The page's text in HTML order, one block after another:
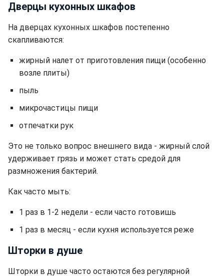
Дверцы кухонных шкафов
На дверцах кухонных шкафов постепенно
скапливаются:
жирный налет от приготовления пищи (особенно
возле плиты)
пыль
микрочастицы пищи
отпечатки рук
Это не только вопрос внешнего вида - жирный слой
удерживает грязь и может стать средой для
размножения бактерий.
Как часто мыть:
1 раз в 1-2 недели - если часто готовишь
1 раз в месяц - если кухня используется реже
Шторки в душе
Шторки в душе часто остаются без регулярной